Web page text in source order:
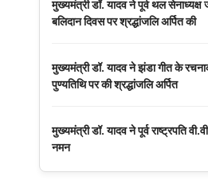
मुख्यमंत्री डॉ. यादव ने पूर्व थल
बलिदान दिवस पर श्रद्धांजलि अर्पित की
मुख्यमंत्री डॉ. यादव ने झंडा गीत के
पुण्यतिथि पर की श्रद्धांजलि अर्पित
मुख्यमंत्री डॉ. यादव ने पूर्व राष्ट्रपति
नमन